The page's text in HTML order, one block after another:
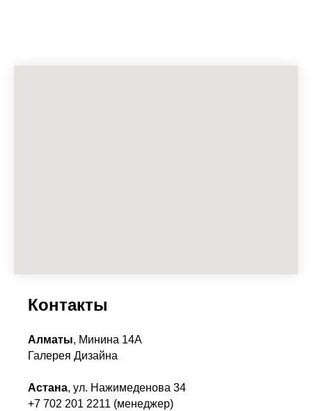
Контакты
Алматы, Минина 14А
Галерея Дизайна
Астана, ул. Нажимеденова 34
+7 702 201 2211 (менеджер)